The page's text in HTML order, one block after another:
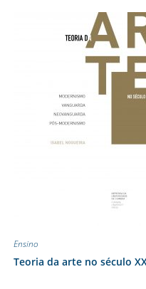
Ensino
Teoria da arte no século